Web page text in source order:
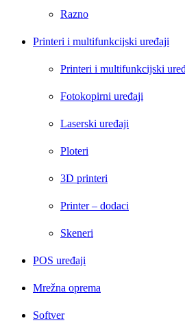
Razno
Printeri i multifunkcijski uređaji
Printeri i multifunkcijski
Fotokopirni uređaji
Laserski uređaji
Ploteri
3D printeri
Printer – dodaci
Skeneri
POS uređaji
Mrežna oprema
Softver